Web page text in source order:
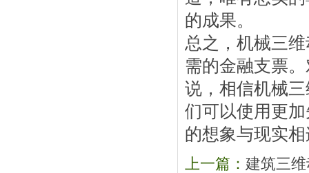
的成果。
总之，机械三
需的金融支票
说，相信机械
们可以使用更
的想象与现实
上一篇： 建筑三